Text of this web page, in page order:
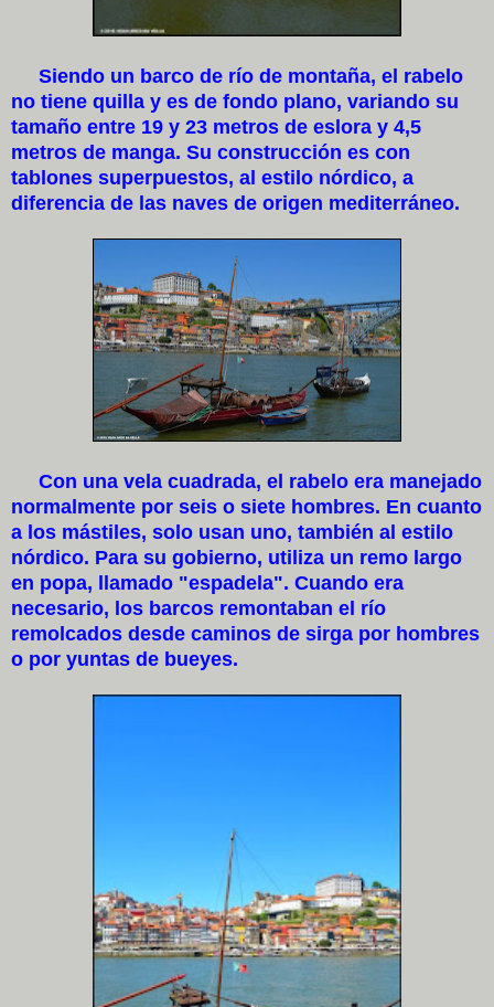
Siendo un barco de río de montaña, el rabelo
no tiene quilla y es de fondo plano, variando su
tamaño entre 19 y 23 metros de eslora y 4,5
metros de manga. Su construcción es con
tablones superpuestos, al estilo nórdico, a
diferencia de las naves de origen mediterráneo.
Con una vela cuadrada, el rabelo era manejado
normalmente por seis o siete hombres. En cuanto
a los mástiles, solo usan uno, también al estilo
nórdico. Para su gobierno, utiliza un remo largo
en popa, llamado "espadela". Cuando era
necesario, los barcos remontaban el río
remolcados desde caminos de sirga por hombres
o por yuntas de bueyes.